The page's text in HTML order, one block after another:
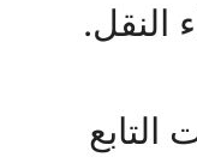
النقل.
التابع